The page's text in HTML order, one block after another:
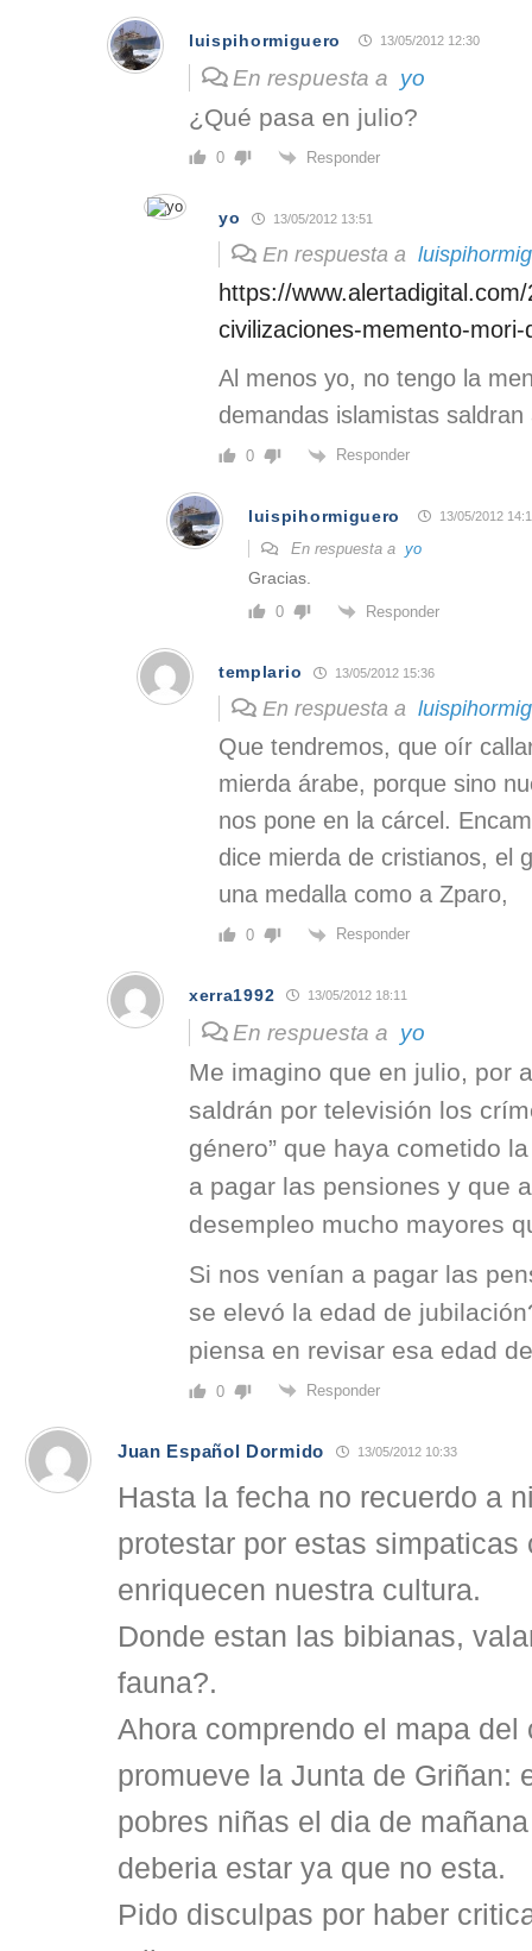
luispihormiguero 13/05/2012 12:30
En respuesta a yo
¿Qué pasa en julio?
0 Responder
yo 13/05/2012 13:51
En respuesta a
https://
civilizaciones-memento-
Al menos yo, no tengo la
demandas islamistas saldran
0 Responder
luispihormiguero 13/05/2012
En respuesta a yo
Gracias.
0 Responder
templario 13/05/2012 15:36
En respuesta a
Que tendremos, que oír
mierda árabe, porque sino
nos pone en la cárcel.
dice mierda de cristianos, el
una medalla como a Zparo,
0 Responder
xerra1992 13/05/2012 18:11
En respuesta a yo
Me imagino que en julio, por
saldrán por televisión los
género” que haya cometido
a pagar las pensiones y que
desempleo mucho mayores
Si nos venían a pagar las
se elevó la edad de
piensa en revisar esa edad
0 Responder
Juan Español Dormido 13/05/2012 10:33
Hasta la fecha no recuerdo a
protestar por estas simpaticas
enriquecen nuestra cultura.
Donde estan las bibianas,
fauna?.
Ahora comprendo el mapa del
promueve la Junta de Griñan:
pobres niñas el dia de
deberia estar ya que no esta.
Pido disculpas por haber